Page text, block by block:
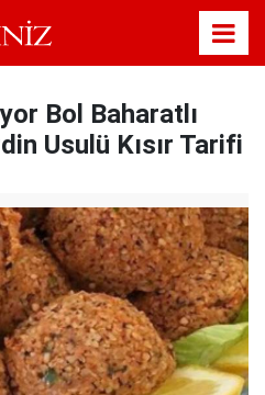
Bol Baharatlı
Usulü Kısır Tarifi